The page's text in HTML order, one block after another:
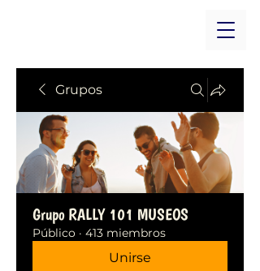
Grupos
Grupo RALLY 101 MUSEOS
Público · 413 miembros
Unirse